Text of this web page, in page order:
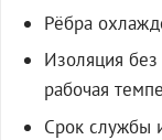
Рёбра
Изоляция
рабочая
Срок службы